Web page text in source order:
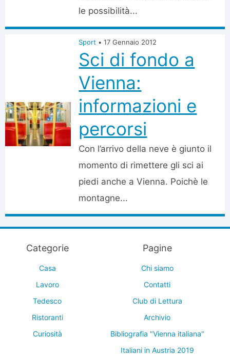
le possibilità...
Sport • 17 Gennaio 2012
Sci di fondo a
Vienna:
informazioni e
percorsi
Con l’arrivo della neve è giunto il
momento di rimettere gli sci ai
piedi anche a Vienna. Poichè le
montagne...
Categorie
Casa
Lavoro
Tedesco
Ristoranti
Curiosità
Pagine
Chi siamo
Contatti
Club di Lettura
Archivio
Bibliografia "Vienna italiana"
Italiani in Austria 2019